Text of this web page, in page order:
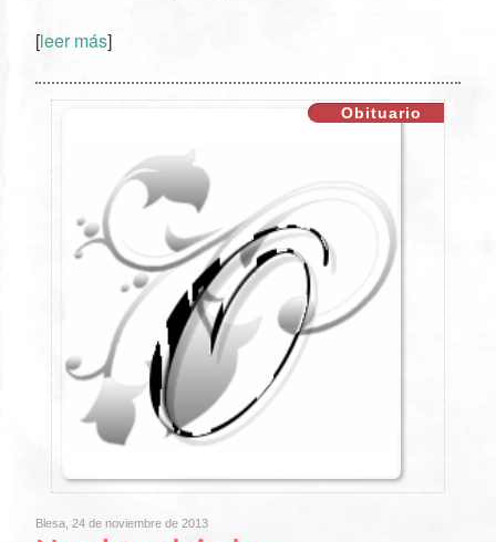
[leer más]
Obituario
Blesa, 24 de noviembre de 2013